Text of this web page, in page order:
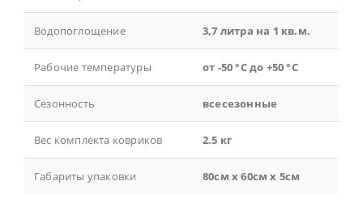
Водопоглощение 3,7 литра на 1 кв.м.
Рабочие температуры от -50 °С до +50 °С
Сезонность всесезонные
Вес комплекта ковриков 2.5 кг
Габариты упаковки 80см x 60см x 5см